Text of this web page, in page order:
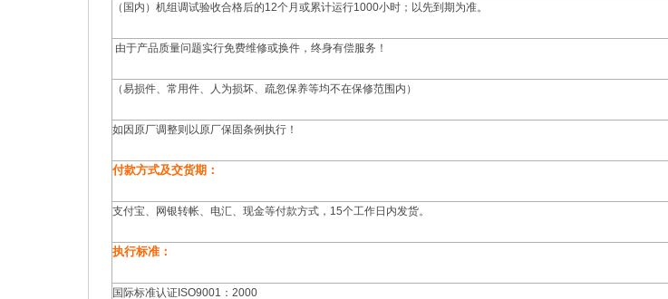
（国内）机组调试验收合格后的12个月或累计运行1000小时；以先到期为准。
由于产品质量问题实行免费维修或换件，终身有偿服务！
（易损件、常用件、人为损坏、疏忽保养等均不在保修范围内）
如因原厂调整则以原厂保固条例执行！
付款方式及交货期：
支付宝、网银转帐、电汇、现金等付款方式，15个工作日内发货。
执行标准：
国际标准认证ISO9001：2000